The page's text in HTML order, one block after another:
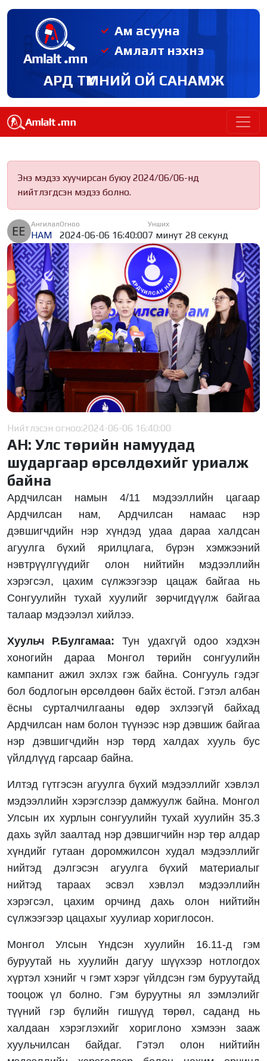
Ам асууна
Амлалт нэхнэ
АРД ТҮМНИЙ ОЙ САНАМЖ
Энэ мэдээ хуучирсан буюу 2024/06/06-нд
нийтлэгдсэн мэдээ болно.
Ангилал
НАМ
Огноо
2024-06-06 16:40:00
Унших
7 минут 28 секунд
Нийтлэсэн огноо:2024-06-06 16:40:00
АН: Улс төрийн намуудад
шударгаар өрсөлдөхийг уриалж
байна
Ардчилсан намын 4/11 мэдээллийн цагаар
Ардчилсан нам, Ардчилсан намаас нэр
дэвшигчдийн нэр хүндэд удаа дараа халдсан
агуулга бүхий ярилцлага, бүрэн хэмжээний
нэвтрүүлгүүдийг олон нийтийн мэдээллийн
хэрэгсэл, цахим сүлжээгээр цацаж байгаа нь
Сонгуулийн тухай хуулийг зөрчигдүүлж байгаа
талаар мэдээлэл хийлээ.
Хуульч Р.Булгамаа:Тун удахгүй одоо хэдхэн
хоногийн дараа Монгол төрийн сонгуулийн
кампанит ажил эхлэх гэж байна. Сонгууль гэдэг
бол бодлогын өрсөлдөөн байх ёстой. Гэтэл албан
ёсны сурталчилгааны өдөр эхлээгүй байхад
Ардчилсан нам болон түүнээс нэр дэвшиж байгаа
нэр дэвшигчдийн нэр төрд халдах хууль бус
үйлдлүүд гарсаар байна.
Илтэд гүтгэсэн агуулга бүхий мэдээллийг хэвлэл
мэдээллийн хэрэгслээр дамжуулж байна. Монгол
Улсын их хурлын сонгуулийн тухай хуулийн 35.3
дахь зүйл заалтад нэр дэвшигчийн нэр төр алдар
хүндийг гутаан доромжилсон худал мэдээллийг
нийтэд дэлгэсэн агуулга бүхий материалыг
нийтэд тараах эсвэл хэвлэл мэдээллийн
хэрэгсэл, цахим орчинд дахь олон нийтийн
сүлжээгээр цацахыг хуулиар хориглосон.
Монгол Улсын Үндсэн хуулийн 16.11-д гэм
буруутай нь хуулийн дагуу шүүхээр нотлогдох
хүртэл хэнийг ч гэмт хэрэг үйлдсэн гэм буруутайд
тооцож үл болно. Гэм буруутны ял зэмлэлийг
түүний гэр бүлийн гишүүд төрөл, саданд нь
халдаан хэрэглэхийг хориглоно хэмээн зааж
хуульчилсан байдаг. Гэтэл олон нийтийн